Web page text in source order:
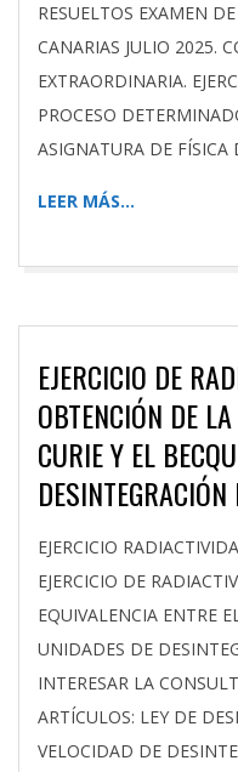
RESUELTOS EXAMEN
CANARIAS JULIO 2025.
EXTRAORDINARIA.
PROCESO
ASIGNATURA DE FÍSICA
LEER MÁS…
EJERCICIO DE
OBTENCIÓN DE
CURIE Y EL
2026-
03-
21
EJERCICIO
EJERCICIO DE
EQUIVALENCIA ENTRE
UNIDADES DE
INTERESAR LA
ARTÍCULOS: LEY DE
VELOCIDAD DE